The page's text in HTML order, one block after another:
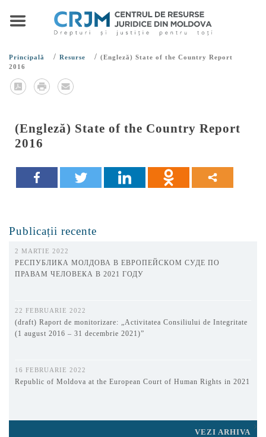
Principală / Resurse / (Engleză) State of the Country Report
2016
(Engleză) State of the Country Report
2016
Publicații recente
2 MARTIE 2022
РЕСПУБЛИКА МОЛДОВА В ЕВРОПЕЙСКОМ СУДЕ ПО
ПРАВАМ ЧЕЛОВЕКА В 2021 ГОДУ
22 FEBRUARIE 2022
(draft) Raport de monitorizare: „Activitatea Consiliului de Integritate
(1 august 2016 – 31 decembrie 2021)”
16 FEBRUARIE 2022
Republic of Moldova at the European Court of Human Rights in 2021
VEZI ARHIVA